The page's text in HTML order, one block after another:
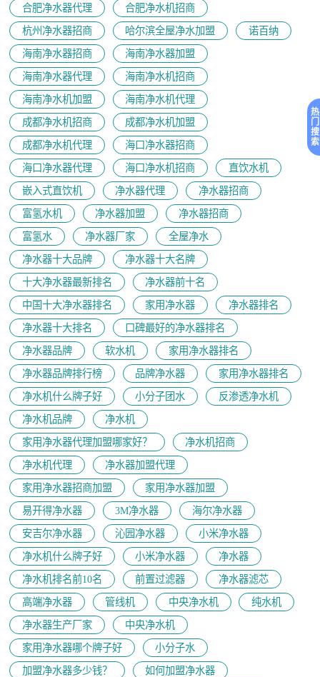
合肥净水器代理
合肥净水机招商
杭州净水器招商
哈尔滨全屋净水加盟
诺百纳
海南净水器招商
海南净水器加盟
海南净水器代理
海南净水机招商
海南净水机加盟
海南净水机代理
成都净水机招商
成都净水机加盟
成都净水机代理
海口净水器招商
海口净水器代理
海口净水机招商
直饮水机
嵌入式直饮机
净水器代理
净水器招商
富氢水机
净水器加盟
净水器招商
富氢水
净水器厂家
全屋净水
净水器十大品牌
净水器十大名牌
十大净水器最新排名
净水器前十名
中国十大净水器排名
家用净水器
净水器排名
净水器十大排名
口碑最好的净水器排名
净水器品牌
软水机
家用净水器排名
净水器品牌排行榜
品牌净水器
家用净水器排名
净水机什么牌子好
小分子团水
反渗透净水机
净水机品牌
净水机
家用净水器代理加盟哪家好？
净水机招商
净水机代理
净水器加盟代理
家用净水器招商加盟
家用净水器加盟
易开得净水器
3M净水器
海尔净水器
安吉尔净水器
沁园净水器
小米净水器
净水机什么牌子好
小米净水器
净水器
净水机排名前10名
前置过滤器
净水器滤芯
高端净水器
管线机 中央净水机
纯水机
净水器生产厂家
中央净水机
家用净水器哪个牌子好
小分子水
加盟净水器多少钱？
如何加盟净水器
热
门
搜
索